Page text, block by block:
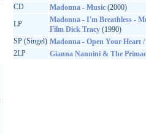
CD
Madonna - Music(2000)
LP
Madonna - I'm Breathless -
Film Dick Tracy(1990)
SP (Singel) Madonna - Open Your Heart
2LP
Gianna Nannini & The